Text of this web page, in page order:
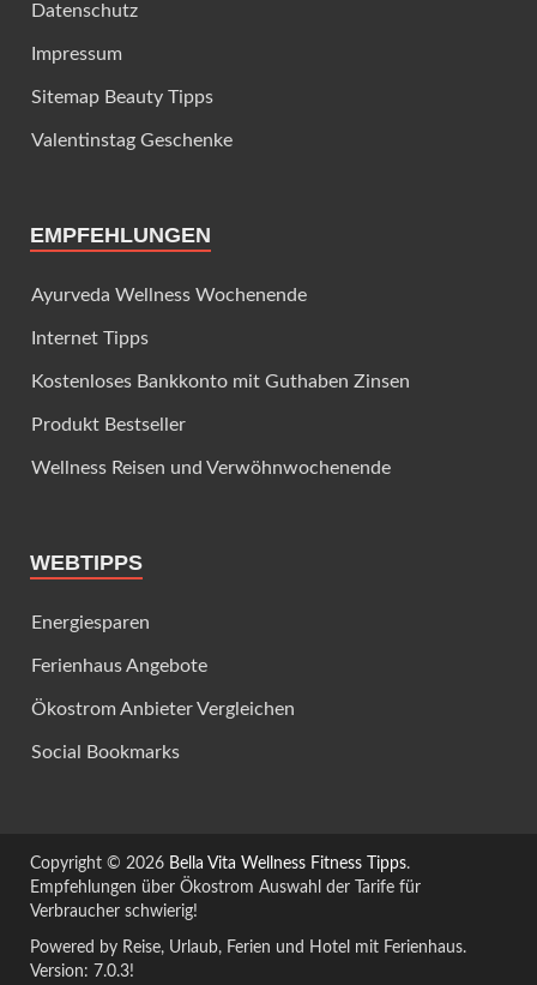
Datenschutz
Impressum
Sitemap Beauty Tipps
Valentinstag Geschenke
EMPFEHLUNGEN
Ayurveda Wellness Wochenende
Internet Tipps
Kostenloses Bankkonto mit Guthaben Zinsen
Produkt Bestseller
Wellness Reisen und Verwöhnwochenende
WEBTIPPS
Energiesparen
Ferienhaus Angebote
Ökostrom Anbieter Vergleichen
Social Bookmarks
Copyright © 2026 Bella Vita Wellness Fitness Tipps.
Empfehlungen über Ökostrom Auswahl der Tarife für
Verbraucher schwierig!
Powered by Reise, Urlaub, Ferien und Hotel mit Ferienhaus.
Version: 7.0.3!